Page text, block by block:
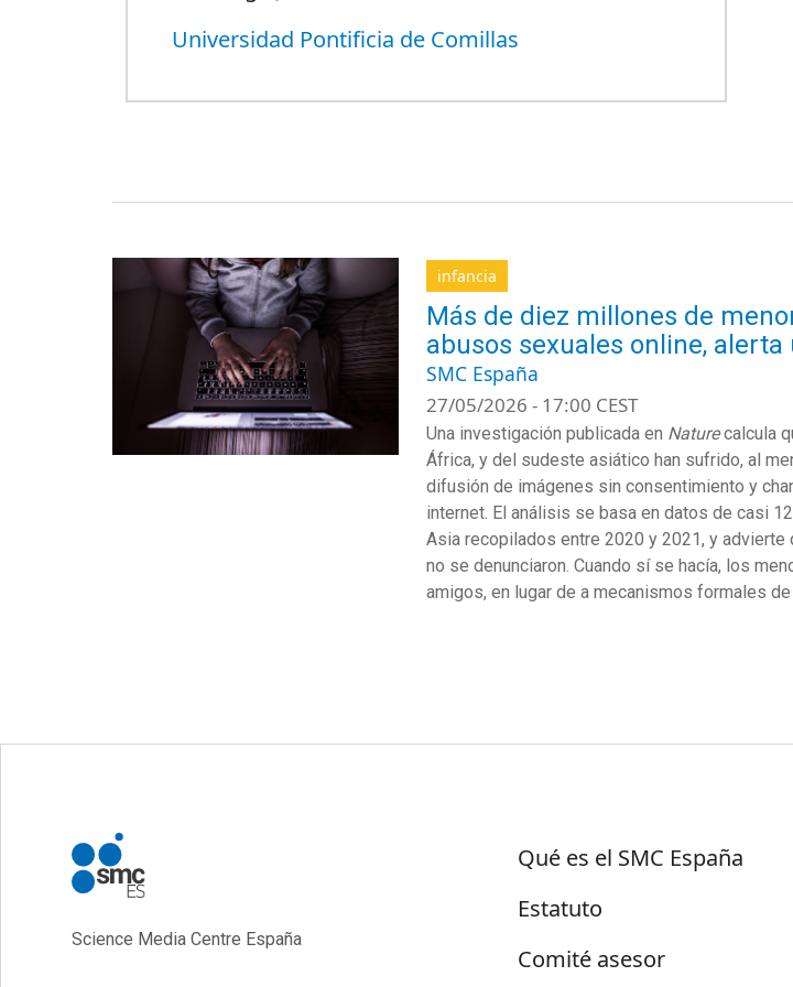
Universidad Pontificia de Comillas
infancia
Más de diez millones de
abusos sexuales online,
SMC España
27/05/2026 - 17:00 CEST
Una investigación publicada en Naturecalcula
África, y del sudeste asiático han sufrido, al
difusión de imágenes sin consentimiento y
internet. El análisis se basa en datos de casi
Asia recopilados entre 2020 y 2021, y
no se denunciaron. Cuando sí se hacía, los
amigos, en lugar de a mecanismos formales
Science Media Centre España
Sobre SMC
Qué es el SMC España
Estatuto
Comité asesor